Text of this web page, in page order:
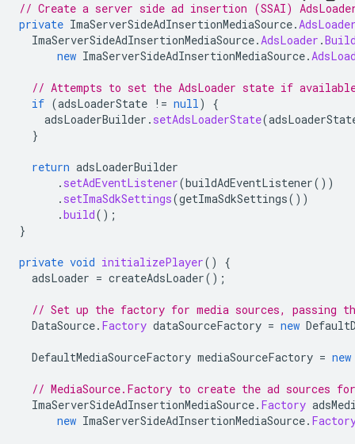
// Create a server side ad insertion (SSAI)
private ImaServerSideAdInsertionMediaSource.
ImaServerSideAdInsertionMediaSource.AdsLoader .
new ImaServerSideAdInsertionMediaSource.
// Attempts to set the AdsLoader state if
if (adsLoaderState != null)
{
adsLoaderBuilder . setAdsLoaderState(
}
return adsLoaderBuilder
. setAdEventListener(buildAdEventListener())
. setImaSdkSettings(getImaSdkSettings())
.build();
}
private void initializePlayer()
{
adsLoader = createAdsLoader();
// Set up the factory for media sources, passing
DataSource. Factory dataSourceFactory = new
DefaultMediaSourceFactory mediaSourceFactory = new
// MediaSource.Factory to create the ad sources
ImaServerSideAdInsertionMediaSource. Factory
new ImaServerSideAdInsertionMediaSource.